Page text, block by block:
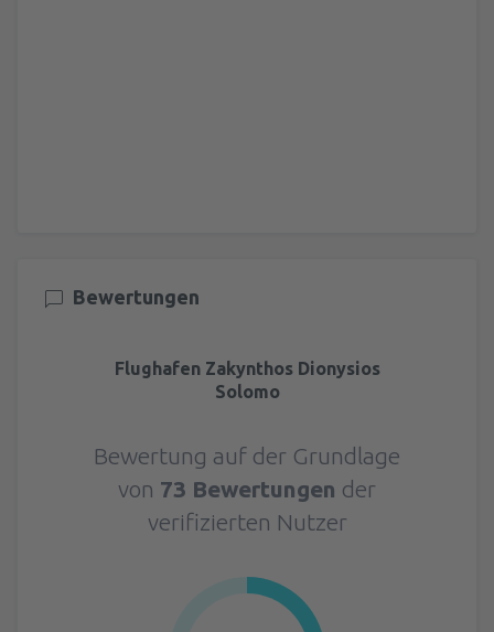
Bewertungen
Flughafen Zakynthos Dionysios
Solomo
Bewertung auf der Grundlage
von 73 Bewertungen der
verifizierten Nutzer